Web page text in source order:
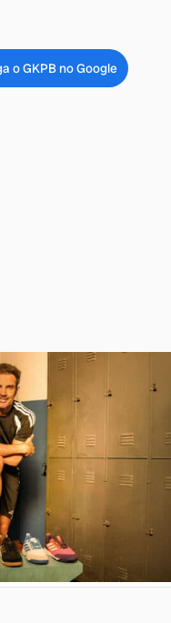
o GKPB no Google